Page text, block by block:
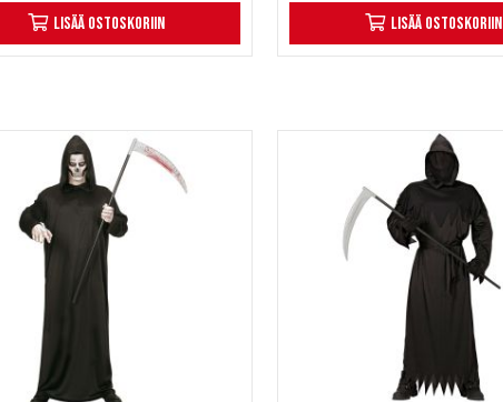
Lisää ostoskoriin Lisää ostoskoriin